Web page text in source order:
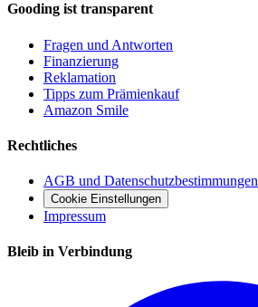
Gooding ist transparent
Fragen und Antworten
Finanzierung
Reklamation
Tipps zum Prämienkauf
Amazon Smile
Rechtliches
AGB und Datenschutzbestimmungen
Cookie Einstellungen
Impressum
Bleib in Verbindung